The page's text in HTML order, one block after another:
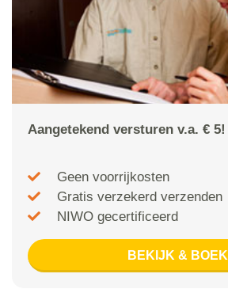
Aangetekend versturen v.a. € 5!
Geen voorrijkosten
Gratis verzekerd verzenden
NIWO gecertificeerd
BEKIJK & BOEK